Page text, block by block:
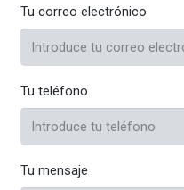
Tu correo electrónico
Tu teléfono
Tu mensaje